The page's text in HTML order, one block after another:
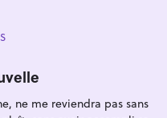
ne me reviendra pas sans